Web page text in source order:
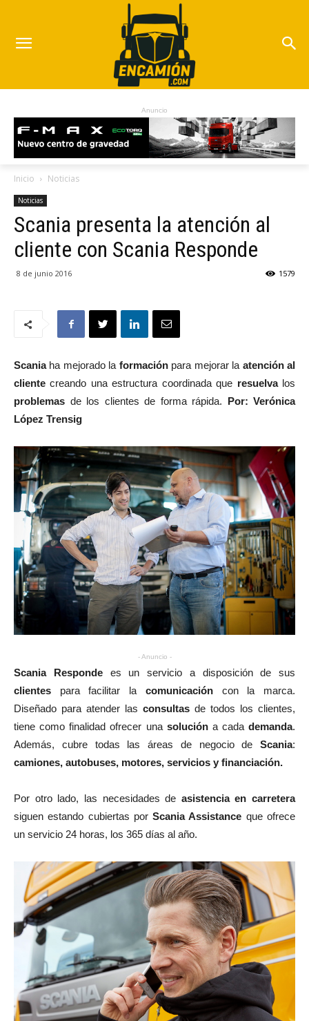
Anuncio
Inicio Noticias
Noticias
Scania presenta la atención al
cliente con Scania Responde
8 de junio 2016 1579
Scaniaha mejorado la formaciónpara mejorar la atención al
clientecreando una estructura coordinada que resuelvalos
problemas de los clientes de forma rápida. Por: Verónica
López Trensig
- Anuncio -
Scania Responde es un servicio a disposición de sus
clientes para facilitar la comunicacióncon la marca.
Diseñado para atender las consultas de todos los clientes,
tiene como finalidad ofrecer una solucióna cada demanda.
Además, cubre todas las áreas de negocio de Scania:
camiones, autobuses, motores, servicios y financiación.
Por otro lado, las necesidades de asistencia en carretera
siguen estando cubiertas porScania Assistance que ofrece
un servicio 24 horas, los 365 días al año.